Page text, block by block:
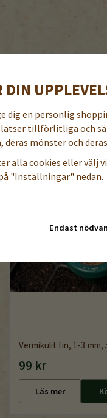
TILL DENNA
Vermikulit fin, 1-3 mm,
99 kr
Läs mer
DIN
dig en personlig
tillförlitliga och
mönster och
alla cookies eller välj
"Inställningar" nedan.
Endast